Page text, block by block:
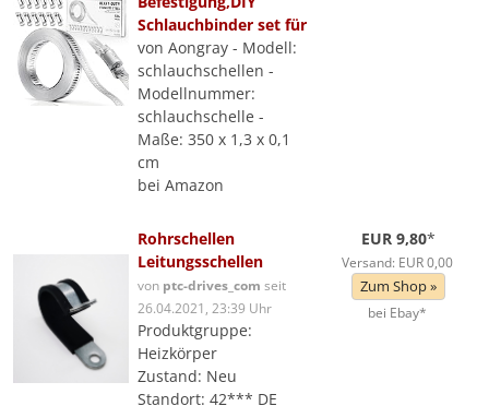
Schlauchbinder set für
von Aongray - Modell:
schlauchschellen -
Modellnummer:
schlauchschelle -
Maße: 350 x 1,3 x 0,1
cm
bei Amazon
Rohrschellen
Leitungsschellen
von ptc-drives_com seit
26.04.2021, 23:39 Uhr
Produktgruppe:
Heizkörper
Zustand: Neu
Standort: 42*** DE
EUR 9,80*
Versand: EUR 0,00
Zum Shop »
bei Ebay*